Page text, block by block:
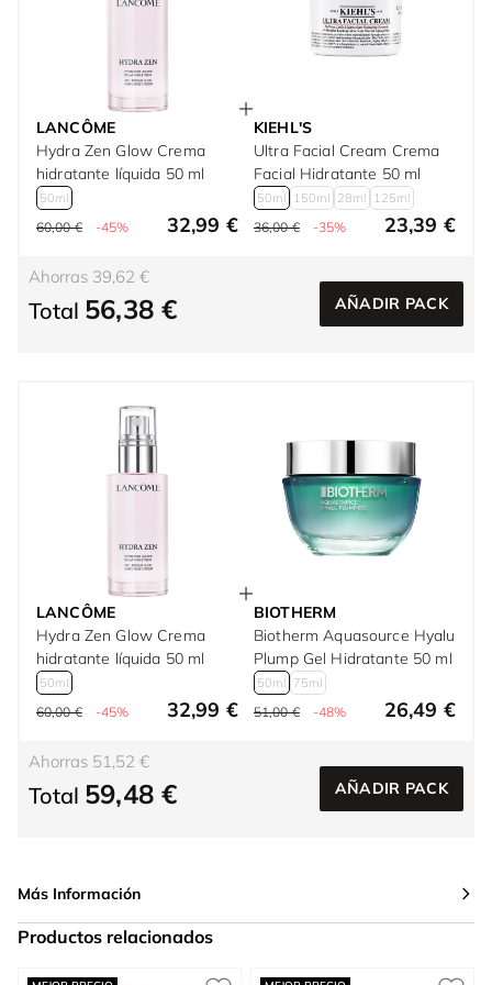
LANCÔME
Hydra Zen Glow Crema
hidratante líquida 50 ml
50ml
60,00 € -45% 32,99 €
KIEHL'S
Ultra Facial Cream Crema
Facial Hidratante 50 ml
50ml 150ml 28ml 125ml
36,00 € -35% 23,39 €
Ahorras 39,62 €
Total 56,38 € AÑADIR PACK
LANCÔME
Hydra Zen Glow Crema
hidratante líquida 50 ml
50ml
60,00 € -45% 32,99 €
BIOTHERM
Biotherm Aquasource Hyalu
Plump Gel Hidratante 50 ml
50ml 75ml
51,00 € -48% 26,49 €
Ahorras 51,52 €
Total 59,48 € AÑADIR PACK
Más Información
Productos relacionados
Press to skip carousel